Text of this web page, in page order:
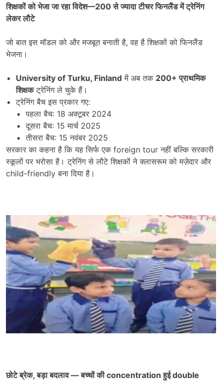
शिक्षकों को भेजा जा रहा विदेश—200से ज्यादा टीचर फिनलैंड में ट्रेनिंग
लेकर लौटे
जो बात इस मॉडल को और मजबूत बनाती है, वह है शिक्षकों को फिनलैंड
भेजना।
University of Turku, Finland में अब तक 200+प्राथमिक
शिक्षकट्रेनिंग ले चुके हैं।
ट्रेनिंग बैच इस प्रकार गए:
पहला बैच: 18 अक्टूबर 2024
दूसरा बैच: 15 मार्च 2025
तीसरा बैच: 15 नवंबर 2025
सरकार का कहना है कि यह सिर्फ एक foreign tour नहीं बल्कि सरकारी
स्कूलों पर भरोसा है। ट्रेनिंग से लौटे शिक्षकों ने क्लासरूम को मज़ेदार और
child-friendly बना दिया है।
छोटे ब्रेक,बड़ा बदलाव—बच्चों कीconcentrationहुईdouble